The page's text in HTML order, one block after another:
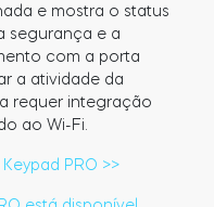
e mostra o status
segurança e a
com a porta
a atividade da
requer integração
ao Wi-Fi.
PRO >>